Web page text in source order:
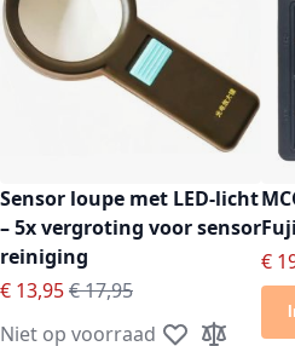
Sensor loupe met LED-licht
– 5x vergroting voor sensor
reiniging
Speciale prijs
€ 13,95Normale prijs
€ 17,95
Niet op voorraad
€